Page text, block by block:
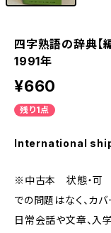
四字熟語の辞典【
1991年
¥660
残り1点
International
※中古本 状態・可 経
での問題はなく、カ
日常会話や文章、入